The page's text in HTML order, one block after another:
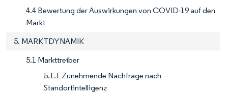
4.4 Bewertung der Auswirkungen von COVID-19 auf den
Markt
5. MARKTDYNAMIK
5.1 Markttreiber
5.1.1 Zunehmende Nachfrage nach
Standortintelligenz